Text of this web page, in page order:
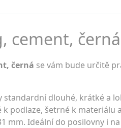
cement,
černá se vám bude určitě
dlouhé, krátké a
podlaze, šetrné k materiálu
Ideální do posilovny i